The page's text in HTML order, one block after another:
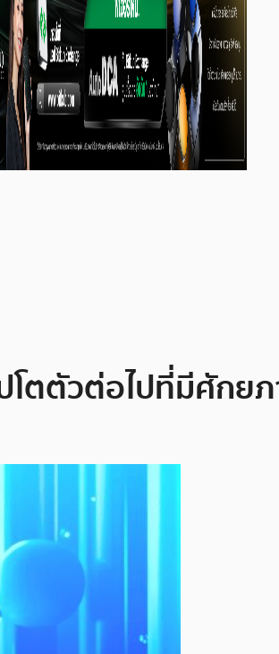
โตตัวต่อไปที่มีศักย